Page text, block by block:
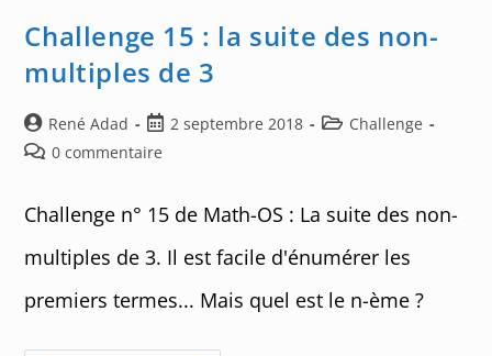
02
Challenge 15 : la suite des non-
multiples de 3
Auteur/autrice
de
René Adad
Post
published:
2 septembre 2018
PostChallenge
Post0 commentaire
Challenge n° 15 de Math-OS : La suite des non-
multiples de 3. Il est facile d'énumérer les
premiers termes... Mais quel est le n-ème ?